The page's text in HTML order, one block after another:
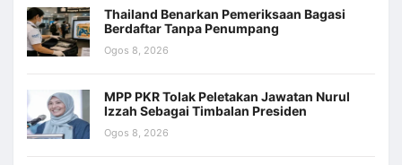
Thailand Benarkan Pemeriksaan Bagasi
Berdaftar Tanpa Penumpang
Ogos 8, 2026
MPP PKR Tolak Peletakan Jawatan Nurul
Izzah Sebagai Timbalan Presiden
Ogos 8, 2026